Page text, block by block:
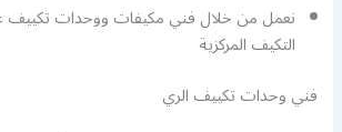
نعمل من خلال فني مكيفات ووحدات تكييف
التكيف المركزية
فني وحدات تكييف الري